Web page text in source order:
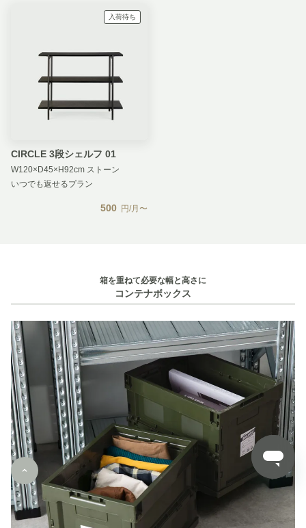
入荷待ち
CIRCLE 3段シェルフ 01
W120×D45×H92cm ストーン
いつでも返せるプラン
500 円/月〜
箱を重ねて必要な幅と高さに
コンテナボックス